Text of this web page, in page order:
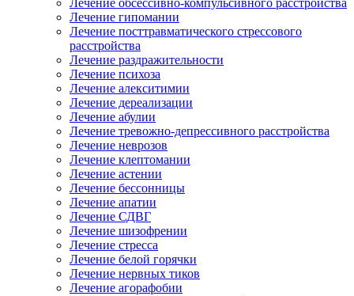
Лечение обсессивно-компульсивного расстройства
Лечение гипомании
Лечение посттравматического стрессового
расстройства
Лечение раздражительности
Лечение психоза
Лечение алекситимии
Лечение дереализации
Лечение абулии
Лечение тревожно-депрессивного расстройства
Лечение неврозов
Лечение клептомании
Лечение астении
Лечение бессонницы
Лечение апатии
Лечение СДВГ
Лечение шизофрении
Лечение стресса
Лечение белой горячки
Лечение нервных тиков
Лечение агорафобии